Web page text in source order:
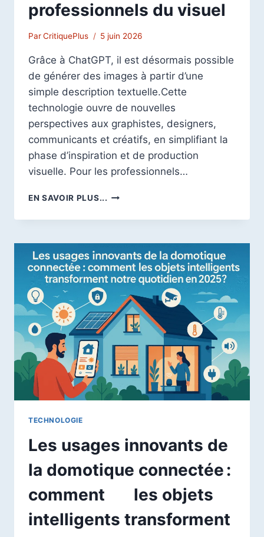
professionnels du visuel
ParCritiquePlus 5 juin 2026
Grâce à ChatGPT, il est désormais possible
de générer des images à partir d’une
simple description textuelle.Cette
technologie ouvre de nouvelles
perspectives aux graphistes, designers,
communicants et créatifs, en simplifiant la
phase d’inspiration et de production
visuelle. Pour les professionnels…
EN SAVOIR PLUS... COMMENT
UNE
AVEC
CHATGPT
?
LE
GUIDE
COMPLET
POUR
LES
PROFESSIONNELS
DU
VISUEL
TECHNOLOGIE
Les usages innovants de
la domotique connectée :
comment les objets
intelligents transforment